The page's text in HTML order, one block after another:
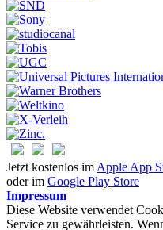
Jetzt kostenlos im Apple App
oder im Google Play Store
Impressum
Diese Website verwendet
Service zu gewährleisten.